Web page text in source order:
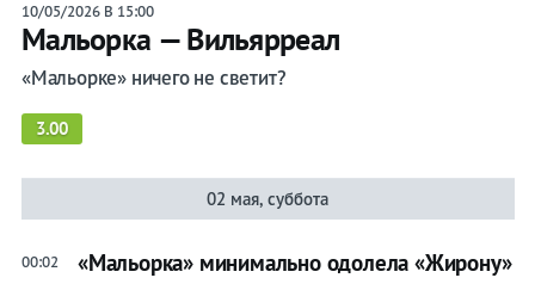
10/05/2026 В 15:00
Мальорка — Вильярреал
«Мальорке» ничего не светит?
3.00
02 мая, суббота
00:02 «Мальорка» минимально одолела «Жирону»